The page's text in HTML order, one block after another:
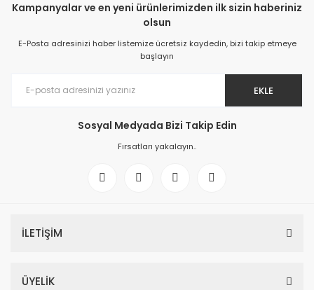
Kampanyalar ve en yeni ürünlerimizden ilk sizin haberiniz
olsun
E-Posta adresinizi haber listemize ücretsiz kaydedin, bizi takip etmeye
başlayın
EKLE
Sosyal Medyada Bizi Takip Edin
Fırsatları yakalayın..
İLETİŞİM
ÜYELİK